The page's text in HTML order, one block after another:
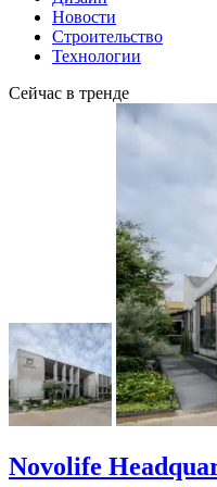
Новости
Строительство
Технологии
Сейчас в тренде
Novolife